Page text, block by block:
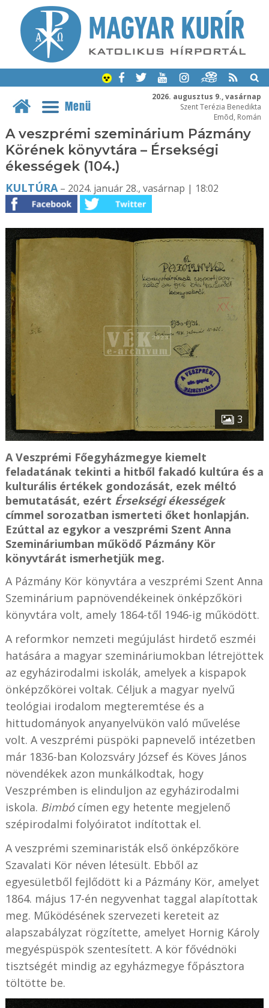
2026. augusztus 9., vasárnap
Szent Terézia Benedikta
Emõd, Román
Menü
A veszprémi szeminárium Pázmány
Körének könyvtára – Érsekségi
ékességek (104.)
KULTÚRA– 2024. január 28., vasárnap | 18:02
3
A Veszprémi Főegyházmegye kiemelt
feladatának tekinti a hitből fakadó kultúra és a
kulturális értékek gondozását, ezek méltó
bemutatását, ezért Érsekségi ékességek
címmel sorozatban ismerteti őket honlapján.
Ezúttal az egykor a veszprémi Szent Anna
Szemináriumban működő Pázmány Kör
könyvtárát ismerhetjük meg.
A Pázmány Kör könyvtára a veszprémi Szent Anna
Szeminárium papnövendékeinek önképzőköri
könyvtára volt, amely 1864-től 1946-ig működött.
A reformkor nemzeti megújulást hirdető eszméi
hatására a magyar szemináriumokban létrejöttek
az egyházirodalmi iskolák, amelyek a kispapok
önképzőkörei voltak. Céljuk a magyar nyelvű
teológiai irodalom megteremtése és a
hittudományok anyanyelvükön való művelése
volt. A veszprémi püspöki papnevelő intézetben
már 1836-ban Kolozsváry József és Köves János
növendékek azon munkálkodtak, hogy
Veszprémben is elinduljon az egyházirodalmi
iskola. Bimbócímen egy hetente megjelenő
szépirodalmi folyóiratot indítottak el.
A veszprémi szeminaristák első önképzőköre
Szavalati Kör néven létesült. Ebből az
egyesületből fejlődött ki a Pázmány Kör, amelyet
1864. május 17-én negyvenhat taggal alapítottak
meg. Működésének szervezeti kereteit az
alapszabályzat rögzítette, amelyet Hornig Károly
megyéspüspök szentesített. A kör fővédnöki
tisztségét mindig az egyházmegye főpásztora
töltötte be.